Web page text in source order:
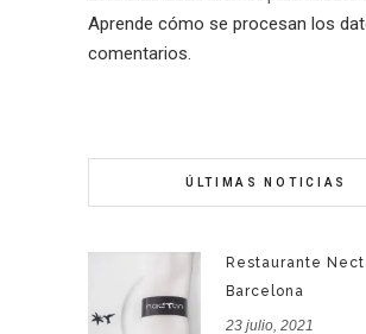
Aprende cómo se procesan los
comentarios.
ÚLTIMAS NOTICIAS
Restaurante
Barcelona
23 julio, 2021